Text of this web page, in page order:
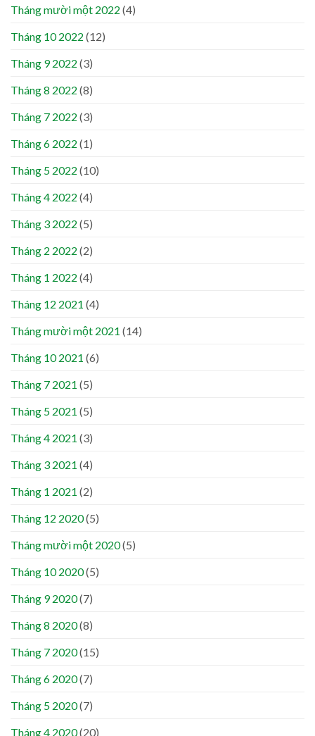
Tháng mười một 2022 (4)
Tháng 10 2022 (12)
Tháng 9 2022 (3)
Tháng 8 2022 (8)
Tháng 7 2022 (3)
Tháng 6 2022 (1)
Tháng 5 2022 (10)
Tháng 4 2022 (4)
Tháng 3 2022 (5)
Tháng 2 2022 (2)
Tháng 1 2022 (4)
Tháng 12 2021 (4)
Tháng mười một 2021 (14)
Tháng 10 2021 (6)
Tháng 7 2021 (5)
Tháng 5 2021 (5)
Tháng 4 2021 (3)
Tháng 3 2021 (4)
Tháng 1 2021 (2)
Tháng 12 2020(5)
Tháng mười một 2020(5)
Tháng 10 2020(5)
Tháng 9 2020(7)
Tháng 8 2020(8)
Tháng 7 2020(15)
Tháng 6 2020(7)
Tháng 5 2020(7)
Tháng 4 2020(20)